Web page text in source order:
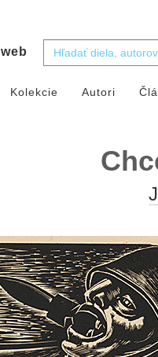
web
Kolekcie Autori